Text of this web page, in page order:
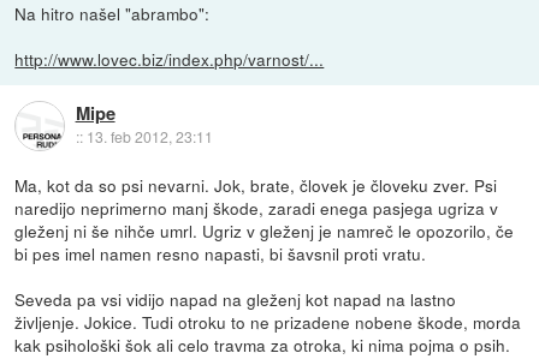
Na hitro našel "abrambo":
http://www.lovec.biz/index.php/varnost/...
Mipe
:: 13. feb 2012, 23:11
Ma, kot da so psi nevarni. Jok, brate, človek je človeku zver. Psi
naredijo neprimerno manj škode, zaradi enega pasjega ugriza v
gleženj ni še nihče umrl. Ugriz v gleženj je namreč le opozorilo, če
bi pes imel namen resno napasti, bi šavsnil proti vratu.
Seveda pa vsi vidijo napad na gleženj kot napad na lastno
življenje. Jokice. Tudi otroku to ne prizadene nobene škode, morda
kak psihološki šok ali celo travma za otroka, ki nima pojma o psih.